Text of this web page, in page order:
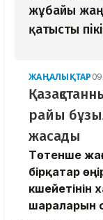
жұбайы
қатысты
ЖАҢАЛЫҚТАР
райы
жасады
Төтенше
бірқатар
күшейетінін
шараларын